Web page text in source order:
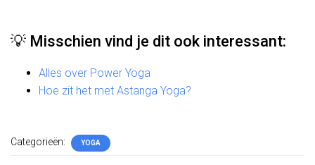
💡 Misschien vind je dit ook interessant:
Alles over Power Yoga
Hoe zit het met Astanga Yoga?
Categorieën: YOGA